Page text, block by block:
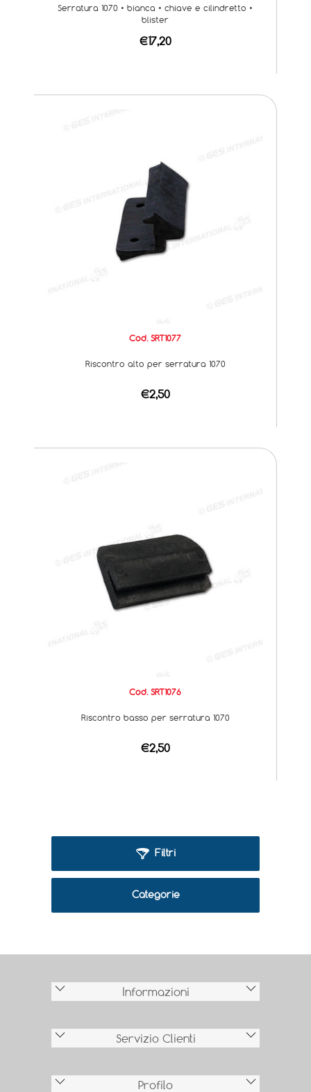
Serratura 1070 • bianca • chiave e cilindretto •
blister
€17,20
Cod. SRT1077
Riscontro alto per serratura 1070
€2,50
Cod. SRT1076
Riscontro basso per serratura 1070
€2,50
Filtri
Categorie
Informazioni
Servizio Clienti
Profilo